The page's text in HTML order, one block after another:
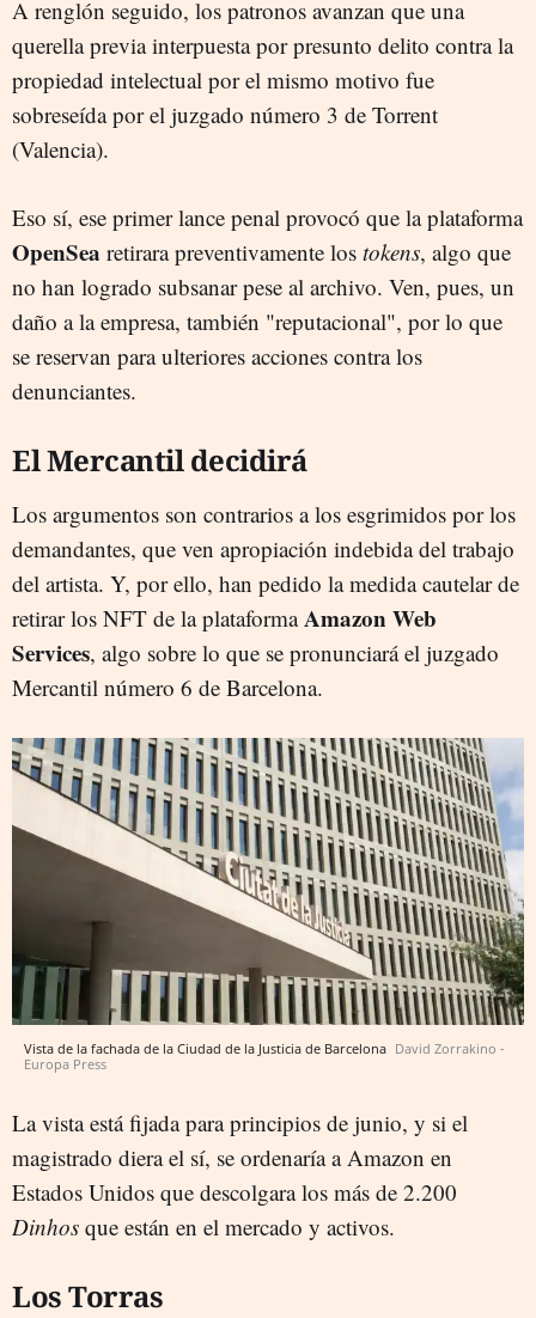
A renglón seguido, los patronos avanzan que una
querella previa interpuesta por presunto delito contra la
propiedad intelectual por el mismo motivo fue
sobreseída por el juzgado número 3 de Torrent
(Valencia).
Eso sí, ese primer lance penal provocó que la plataforma
OpenSea retirara preventivamente los tokens, algo que
no han logrado subsanar pese al archivo. Ven, pues, un
daño a la empresa, también "reputacional", por lo que
se reservan para ulteriores acciones contra los
denunciantes.
El Mercantil decidirá
Los argumentos son contrarios a los esgrimidos por los
demandantes, que ven apropiación indebida del trabajo
del artista. Y, por ello, han pedido la medida cautelar de
retirar los NFT de la plataformaAmazon Web
Services, algo sobre lo que se pronunciará el juzgado
Mercantil número 6 de Barcelona.
Vista de la fachada de la Ciudad de la Justicia de Barcelona David Zorrakino -
Europa Press
La vista está fijada para principios de junio, y si el
magistrado diera el sí, se ordenaría a Amazon en
Estados Unidos que descolgara los más de 2.200
Dinhos que están en el mercado y activos.
Los Torras